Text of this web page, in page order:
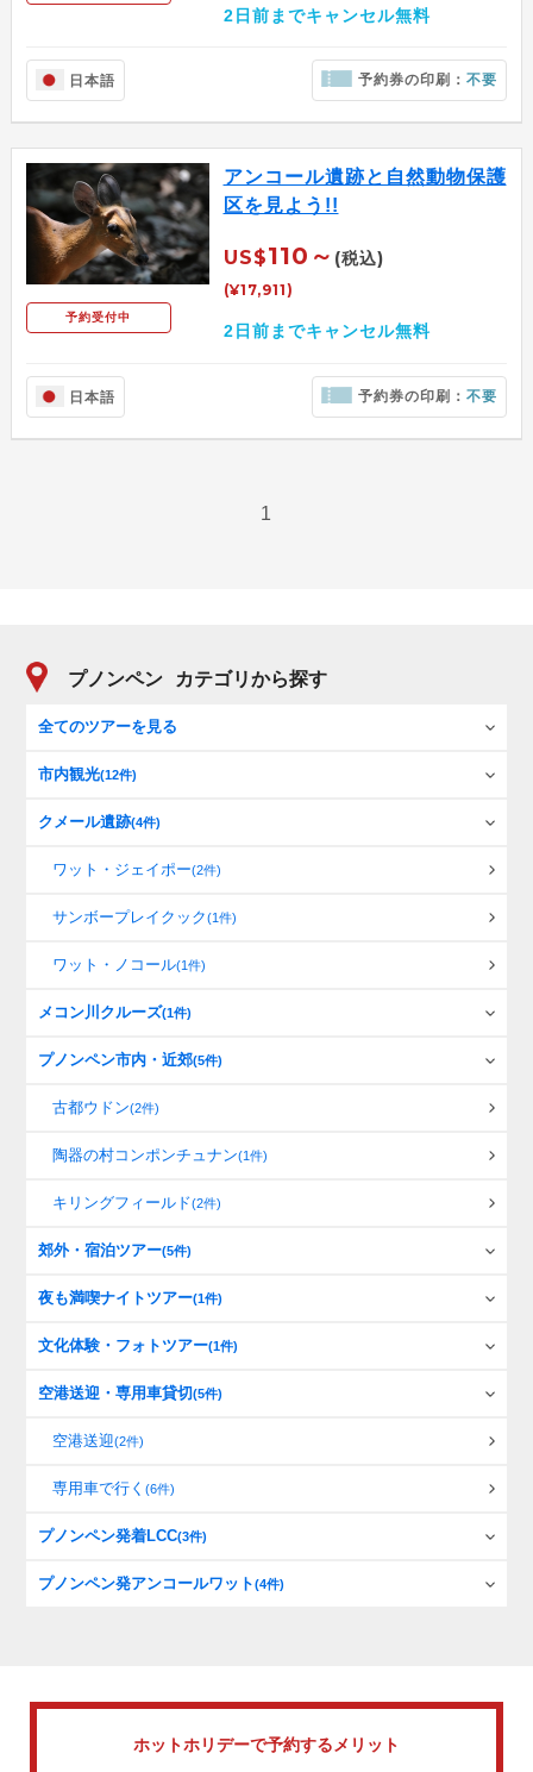
2日前までキャンセル無料
日本語 予約券の印刷：不要
予約受付中
アンコール遺跡と自然動物保護
区を見よう!!
US$110～ (税込)
(¥17,911)
2日前までキャンセル無料
日本語 予約券の印刷：不要
1
プノンペン カテゴリから探す
全てのツアーを見る
市内観光(12件)
クメール遺跡(4件)
ワット・ジェイポー(2件)
サンボープレイクック(1件)
ワット・ノコール(1件)
メコン川クルーズ(1件)
プノンペン市内・近郊(5件)
古都ウドン(2件)
陶器の村コンポンチュナン(1件)
キリングフィールド(2件)
郊外・宿泊ツアー(5件)
夜も満喫ナイトツアー(1件)
文化体験・フォトツアー(1件)
空港送迎・専用車貸切(5件)
空港送迎(2件)
専用車で行く(6件)
プノンペン発着LCC(3件)
プノンペン発アンコールワット(4件)
ホットホリデーで予約するメリット